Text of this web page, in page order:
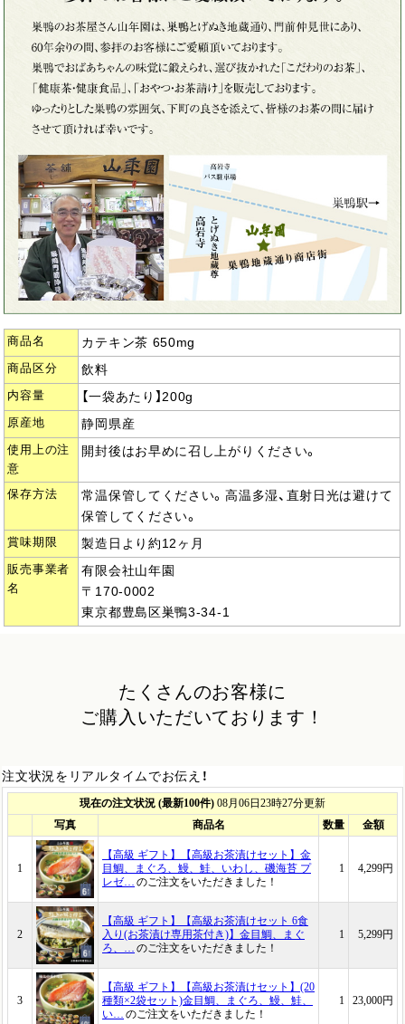
商品名 カテキン茶 650mg
商品区分 飲料
内容量 【一袋あたり】200g
原産地 静岡県産
使用上の注
意
開封後はお早めに召し上がりください。
保存方法
常温保管してください。高温多湿、直射日光は避けて
保管してください。
賞味期限 製造日より約12ヶ月
販売事業者
名
有限会社山年園
〒170-0002
東京都豊島区巣鴨3-34-1
たくさんのお客様に
ご購入いただいております！
注文状況をリアルタイムでお伝え！